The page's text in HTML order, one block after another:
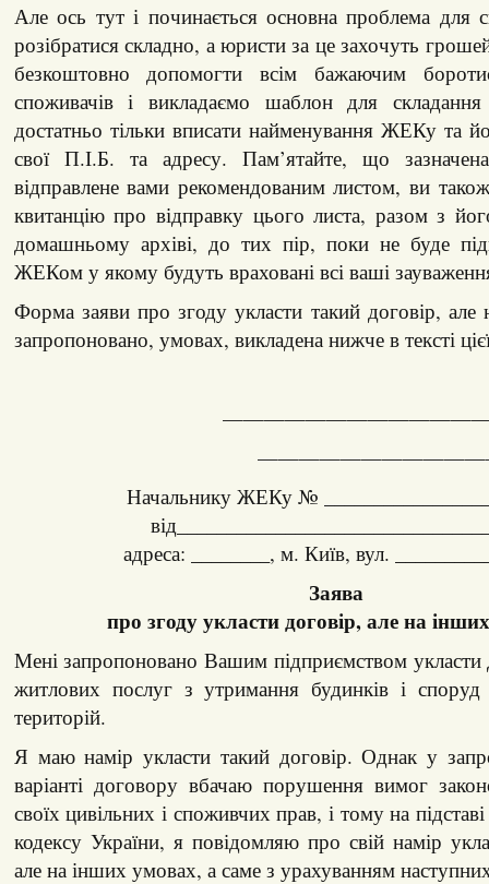
Але ось тут і починається основна проблема для
розібратися складно, а юристи за це захочуть
безкоштовно допомогти всім бажаючим
споживачів і викладаємо шаблон для
достатньо тільки вписати найменування ЖЕКу та
свої П.І.Б. та адресу. Пам’ятайте, що
відправлене вами рекомендованим листом, ви
квитанцію про відправку цього листа, разом з
домашньому архіві, до тих пір, поки не буде
ЖЕКом у якому будуть враховані всі ваші
Форма заяви про згоду укласти такий договір,
запропоновано, умовах, викладена нижче в тексті цієї
Начальнику ЖЕКу №
адреса: ________, м. Київ, вул.
Заява
про згоду укласти договір, але на
Мені запропоновано Вашим підприємством укласти
житлових послуг з утримання будинків і
територій.
Я маю намір укласти такий договір. Однак у
варіанті договору вбачаю порушення вимог
своїх цивільних і споживчих прав, і тому на
кодексу України, я повідомляю про свій намір
але на інших умовах, а саме з урахуванням